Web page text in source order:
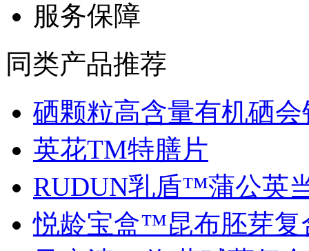
服务保障
同类产品推荐
硒颗粒高含量有机硒会
英花TM特膳片
RUDUN乳盾™蒲公英
悦龄宝盒™昆布胚芽复